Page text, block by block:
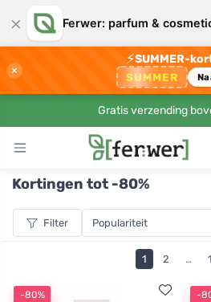
× Ferwer: parfum &
×
⚡SUMMER-
SUMMER
Gratis verzending
Kortingen tot -80%
Filter
1 2 …
-80% -